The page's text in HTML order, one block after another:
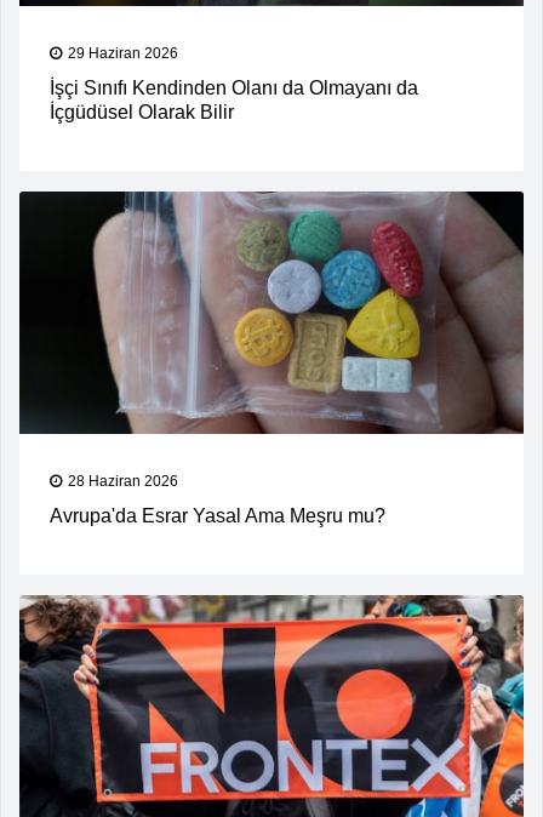
29 Haziran 2026
İşçi Sınıfı Kendinden Olanı da Olmayanı da
İçgüdüsel Olarak Bilir
28 Haziran 2026
Avrupa'da Esrar Yasal Ama Meşru mu?